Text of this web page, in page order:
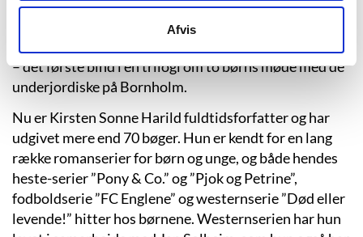
Afvis
Mailinterview med Kirsten Sonne Harild.
Forfatterweb, marts 2014.) Det blev hendes
– det første bind i en trilogi om to børns møde med de
underjordiske på Bornholm.
Nu er Kirsten Sonne Harild fuldtidsforfatter og har
udgivet mere end 70 bøger. Hun er kendt for en lang
række romanserier for børn og unge, og både hendes
heste-serier ”Pony & Co.” og ”Pjok og Petrine”,
fodboldserie ”FC Englene” og westernserie ”Død eller
levende!” hitter hos børnene. Westernserien har hun